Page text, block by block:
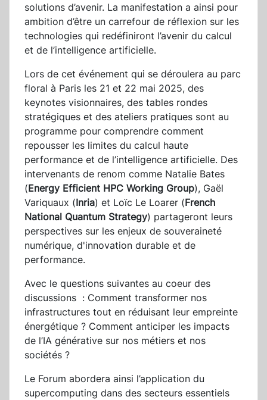
solutions d’avenir. La manifestation a ainsi pour
ambition d’être un carrefour de réflexion sur les
technologies qui redéfiniront l’avenir du calcul
et de l’intelligence artificielle.
Lors de cet événement qui se déroulera au parc
floral à Paris les 21 et 22 mai 2025, des
keynotes visionnaires, des tables rondes
stratégiques et des ateliers pratiques sont au
programme pour comprendre comment
repousser les limites du calcul haute
performance et de l’intelligence artificielle. Des
intervenants de renom comme Natalie Bates
(Energy Efficient HPC Working Group), Gaël
Variquaux (Inria) et Loïc Le Loarer (French
National Quantum Strategy) partageront leurs
perspectives sur les enjeux de souveraineté
numérique, d'innovation durable et de
performance.
Avec le questions suivantes au coeur des
discussions : Comment transformer nos
infrastructures tout en réduisant leur empreinte
énergétique ? Comment anticiper les impacts
de l’IA générative sur nos métiers et nos
sociétés ?
Le Forum abordera ainsi l’application du
supercomputing dans des secteurs essentiels